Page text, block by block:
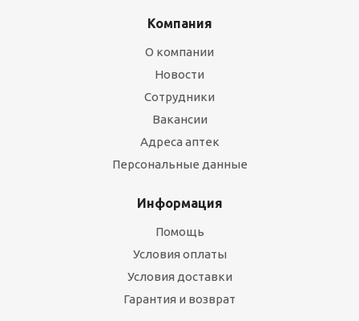
Компания
О компании
Новости
Сотрудники
Вакансии
Адреса аптек
Персональные данные
Информация
Помощь
Условия оплаты
Условия доставки
Гарантия и возврат